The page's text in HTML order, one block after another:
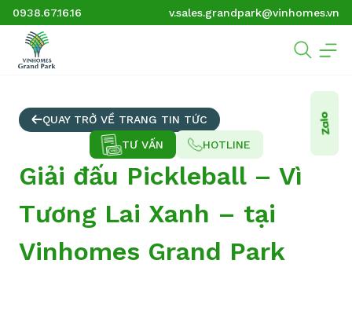
0938.67.16.16 v.sales.grandpark@vinhomes.vn
QUAY TRỞ VỀ TRANG TIN TỨC
Giải đấu Pickleball – Vì
Tương Lai Xanh – tại
Vinhomes Grand Park
TƯ VẤN HOTLINE